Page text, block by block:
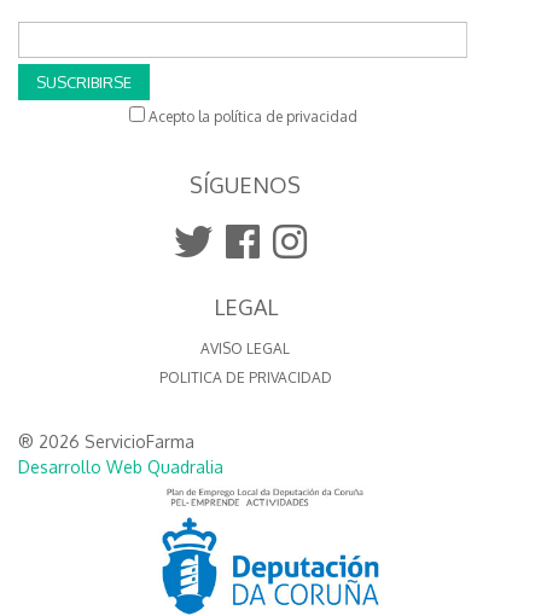
SUSCRIBIRSE
Acepto la política de privacidad
SÍGUENOS
LEGAL
AVISO LEGAL
POLITICA DE PRIVACIDAD
® 2026 ServicioFarma
Desarrollo Web Quadralia